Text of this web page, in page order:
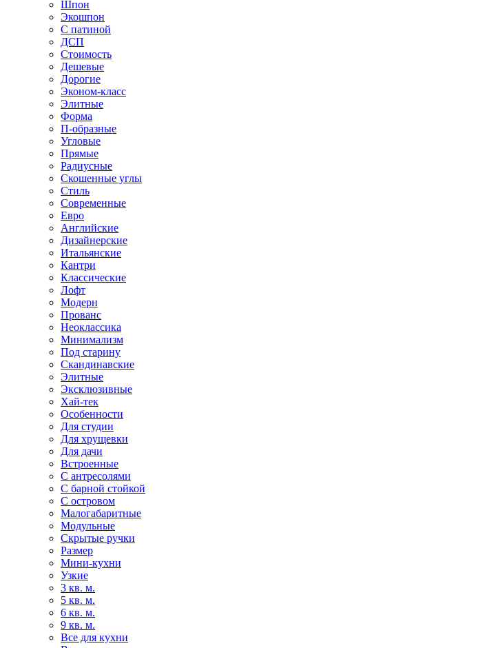
Шпон
Экошпон
С патиной
ДСП
Стоимость
Дешевые
Дорогие
Эконом-класс
Элитные
Форма
П-образные
Угловые
Прямые
Радиусные
Скошенные углы
Стиль
Современные
Евро
Английские
Дизайнерские
Итальянские
Кантри
Классические
Лофт
Модерн
Прованс
Неоклассика
Минимализм
Под старину
Скандинавские
Элитные
Эксклюзивные
Хай-тек
Особенности
Для студии
Для хрущевки
Для дачи
Встроенные
С антресолями
С барной стойкой
С островом
Малогабаритные
Модульные
Скрытые ручки
Размер
Мини-кухни
Узкие
3 кв. м.
5 кв. м.
6 кв. м.
9 кв. м.
Все для кухни